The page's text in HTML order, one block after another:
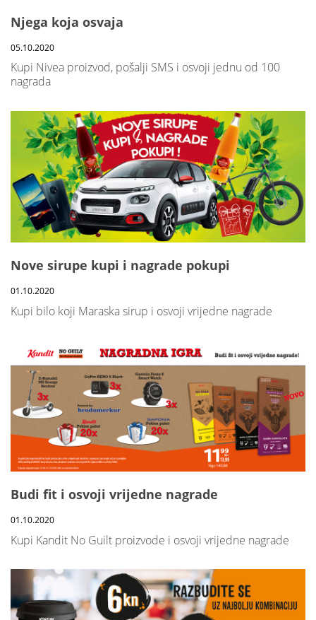
Njega koja osvaja
05.10.2020
Kupi Nivea proizvod, pošalji SMS i osvoji jednu od 100
nagrada
Nove sirupe kupi i nagrade pokupi
01.10.2020
Kupi bilo koji Maraska sirup i osvoji vrijedne nagrade
Budi fit i osvoji vrijedne nagrade
01.10.2020
Kupi Kandit No Guilt proizvode i osvoji vrijedne nagrade